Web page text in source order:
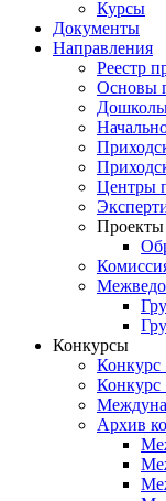
Курсы
Документы
Направления
Реестр
Основы
Центры
Проекты
Конкурсы
Конкурс
Архив